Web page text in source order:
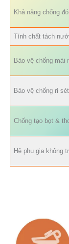
Khả năng chống
Tính chất tách
Bảo vệ chống mài
Bảo vệ chống rỉ
Chống tạo bọt &
Hệ phụ gia không